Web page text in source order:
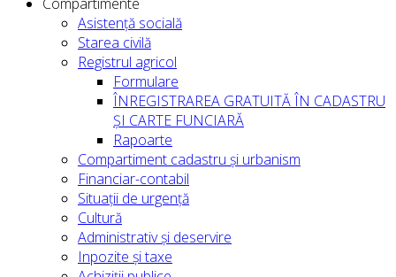
Asistență socială
Starea civilă
Registrul agricol
Formulare
ÎNREGISTRAREA GRATUITĂ ÎN CADASTRU
ȘI CARTE FUNCIARĂ
Rapoarte
Compartiment cadastru și urbanism
Financiar-contabil
Situații de urgență
Cultură
Administrativ și deservire
Inpozite și taxe